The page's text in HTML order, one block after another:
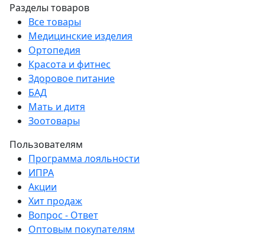
Разделы товаров
Все товары
Медицинские изделия
Ортопедия
Красота и фитнес
Здоровое питание
БАД
Мать и дитя
Зоотовары
Пользователям
Программа лояльности
ИПРА
Акции
Хит продаж
Вопрос - Ответ
Оптовым покупателям